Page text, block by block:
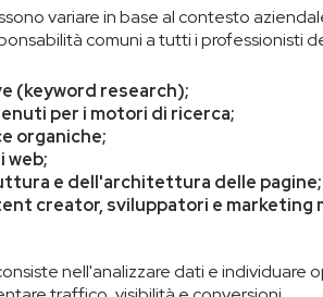
variare in base al contesto
comuni a tutti i professionisti
(keyword research);
per i motori di ricerca;
organiche;
web;
e dell'architettura delle pagine;
creator, sviluppatori e marketing
nell'analizzare dati e individuare